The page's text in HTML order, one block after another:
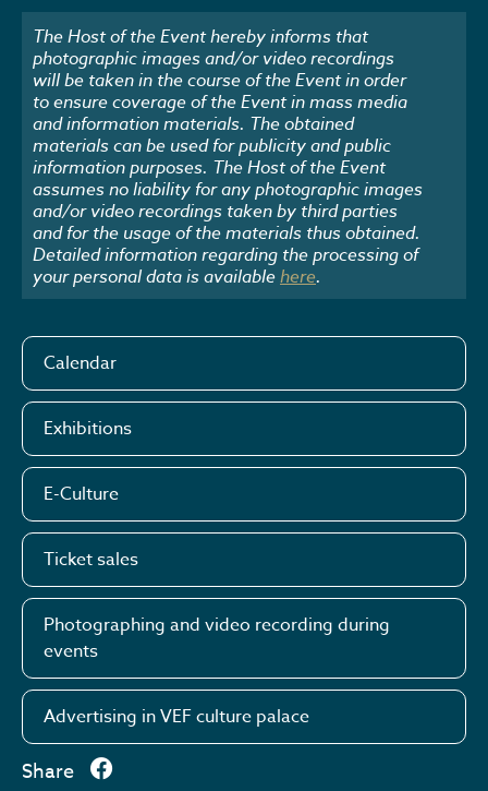
The Host of the Event hereby informs that
photographic images and/or video recordings
will be taken in the course of the Event in order
to ensure coverage of the Event in mass media
and information materials. The obtained
materials can be used for publicity and public
information purposes. The Host of the Event
assumes no liability for any photographic images
and/or video recordings taken by third parties
and for the usage of the materials thus obtained.
Detailed information regarding the processing of
your personal data is availablehere.
Calendar
Exhibitions
E-Culture
Ticket sales
Photographing and video recording during
events
Advertising in VEF culture palace
Share